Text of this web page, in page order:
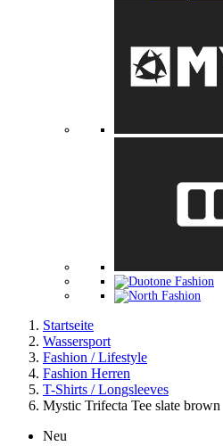
Startseite
Wassersport
Fashion / Lifestyle
Fashion Herren
T-Shirts / Longsleeves
Mystic Trifecta Tee slate brown
Neu